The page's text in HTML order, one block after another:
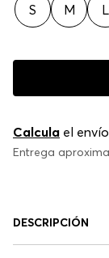
S M L
Calcula el
Entrega
DESCRIPCIÓN